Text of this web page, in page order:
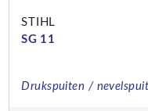
STIHL
SG 11
Drukspuiten /